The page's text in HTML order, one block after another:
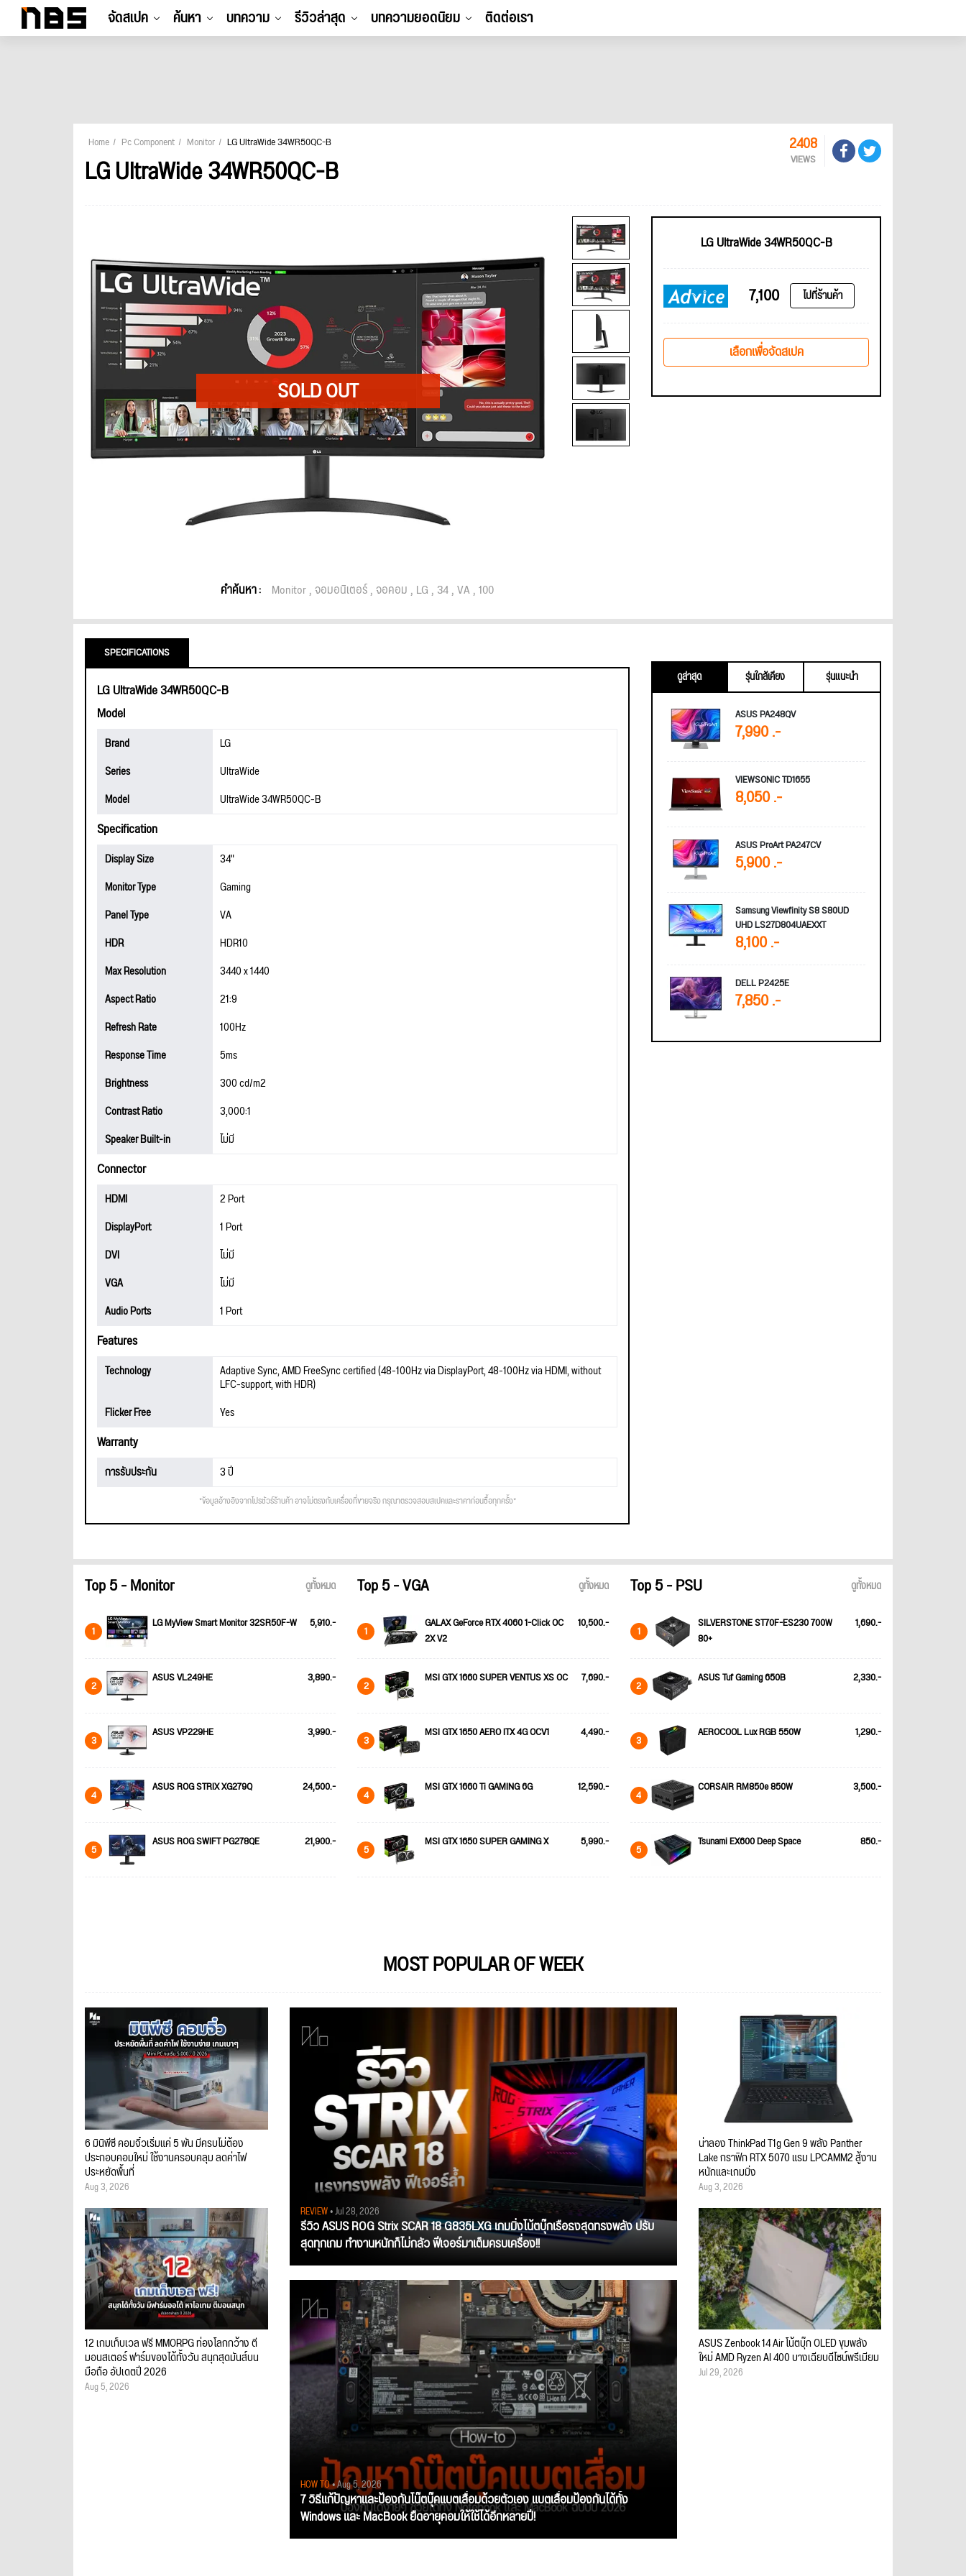
จัดสเปค ค้นหา บทความ รีวิวล่าสุด บทความยอดนิยม ติดต่อเรา
Home Pc Component Monitor LG UltraWide 34WR50QC-B
LG UltraWide 34WR50QC-B
2408
VIEWS
คำค้นหา : Monitor จอมอนิเตอร์ จอคอม LG 34 VA 100
LG UltraWide 34WR50QC-B
7,100 ไปที่ร้านค้า
เลือกเพื่อจัดสเปค
SPECIFICATIONS
LG UltraWide 34WR50QC-B
Model
Brand
LG
Series
UltraWide
Model
UltraWide 34WR50QC-B
Specification
Display Size
34"
Monitor Type
Gaming
Panel Type
VA
HDR
HDR10
Max Resolution
3440 x 1440
Aspect Ratio
21:9
Refresh Rate
100Hz
Response Time
5ms
Brightness
300 cd/m2
Contrast Ratio
3,000:1
Speaker Built-in
ไม่มี
Connector
HDMI
2 Port
DisplayPort
1 Port
DVI
ไม่มี
VGA
ไม่มี
Audio Ports
1 Port
Features
Technology Adaptive Sync, AMD FreeSync certified (48-100Hz via DisplayPort, 48-100Hz via HDMI, without
LFC-support, with HDR)
Flicker Free
Yes
Warranty
การรับประกัน 3 ปี
*ข้อมูลอ้างอิงจากโปรชัวร์ร้านค้า อาจไม่ตรงกับเครื่องที่ขายจริง กรุณาตรวจสอบสเปคและราคาก่อนซื้อทุกครั้ง*
ดูล่าสุด รุ่นใกล้เคียง
รุ่นแนะนำ
ASUS PA248QV
7,990 .-
VIEWSONIC TD1655
8,050 .-
ASUS ProArt PA247CV
5,900 .-
Samsung Viewfinity S8 S80UD
UHD LS27D804UAEXXT
8,100 .-
DELL P2425E
7,850 .-
Top 5 - Monitor ดูทั้งหมด
1 LG MyView Smart Monitor 32SR50F-W 5,910.-
2 ASUS VL249HE 3,890.-
3 ASUS VP229HE 3,990.-
4 ASUS ROG STRIX XG279Q 24,500.-
5 ASUS ROG SWIFT PG278QE 21,900.-
Top 5 - VGA ดูทั้งหมด
1
GALAX GeForce RTX 4060 1-Click OC
2X V2
10,500.-
2 MSI GTX 1660 SUPER VENTUS XS OC 7,690.-
3 MSI GTX 1650 AERO ITX 4G OCV1 4,490.-
4 MSI GTX 1660 Ti GAMING 6G 12,590.-
5 MSI GTX 1650 SUPER GAMING X 5,990.-
Top 5 - PSU ดูทั้งหมด
1
SILVERSTONE ST70F-ES230 700W
80+
1,690.-
2 ASUS Tuf Gaming 650B 2,330.-
3 AEROCOOL Lux RGB 550W 1,290.-
4 CORSAIR RM850e 850W 3,500.-
5 Tsunami EX600 Deep Space 850.-
MOST POPULAR OF WEEK
REVIEW• Jul 28, 2026
รีวิว ASUS ROG Strix SCAR 18 G835LXG เกมมิ่งโน้ตบุ๊กเรือธงสุดทรงพลัง ปรับ
สุดทุกเกม ทำงานหนักก็ไม่กลัว ฟีเจอร์มาเต็มครบเครื่อง!!
HOW TO• Aug 5, 2026
7 วิธีแก้ปัญหาและป้องกันโน๊ตบุ๊คแบตเสื่อมด้วยตัวเอง แบตเสื่อมป้องกันได้ทั้ง
Windows และ MacBook ยืดอายุคอมให้ใช้ได้อีกหลายปี!
6 มินิพีซี คอมจิ๋วเริ่มแค่ 5 พัน มีครบไม่ต้อง
ประกอบคอมใหม่ ใช้งานครอบคลุม ลดค่าไฟ
ประหยัดพื้นที่
Aug 3, 2026
12 เกมเก็บเวล ฟรี MMORPG ท่องโลกกว้าง ตี
มอนสเตอร์ ฟาร์มของได้ทั้งวัน สนุกสุดมันส์บน
มือถือ อัปเดตปี 2026
Aug 5, 2026
น่าลอง ThinkPad T1g Gen 9 พลัง Panther
Lake กราฟิก RTX 5070 แรม LPCAMM2 สู้งาน
หนักและเกมมิ่ง
Aug 3, 2026
ASUS Zenbook 14 Air โน้ตบุ๊ก OLED ขุมพลัง
ใหม่ AMD Ryzen AI 400 บางเฉียบดีไซน์พรีเมียม
Jul 29, 2026